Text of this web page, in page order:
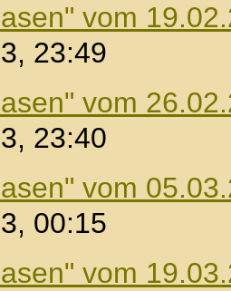
vom
23:49
vom
23:40
vom
00:15
vom